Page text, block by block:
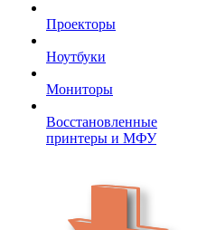
Проекторы
Ноутбуки
Мониторы
Восстановленные
принтеры и МФУ